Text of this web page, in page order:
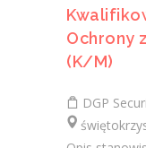
Ochrony
(K/M)
DGP